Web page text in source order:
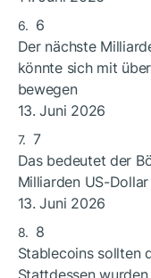
6
Der nächste
könnte sich mit
bewegen
13. Juni 2026
7
Das bedeutet der
Milliarden US-
13. Juni 2026
8
Stablecoins sollten